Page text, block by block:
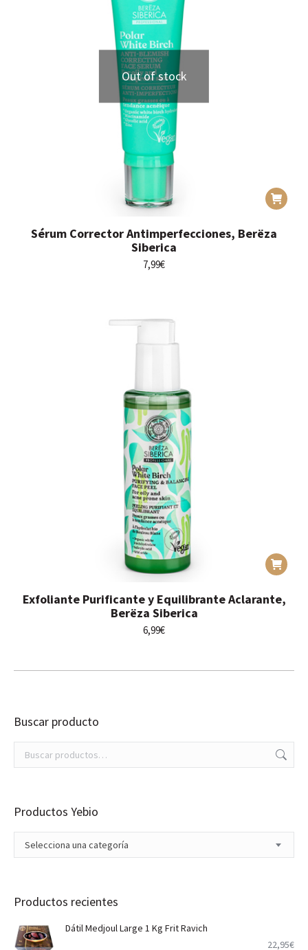
Out of stock
Sérum Corrector Antimperfecciones, Berëza
Siberica
7,99€
Exfoliante Purificante y Equilibrante Aclarante,
Berëza Siberica
6,99€
Buscar producto
Productos Yebio
Selecciona una categoría
Productos recientes
Dátil Medjoul Large 1 Kg Frit Ravich
22,95€